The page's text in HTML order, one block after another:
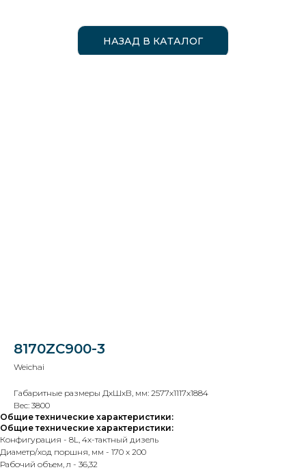
НАЗАД В КАТАЛОГ
8170ZC900-3
Weichai
Габаритные размеры ДхШхВ, мм: 2577х1117х1884
Вес: 3800
Общие технические характеристики:
Общие технические характеристики:
Конфигурация - 8L, 4х-тактный дизель
Диаметр/ход поршня, мм - 170 x 200
Рабочий объем, л - 36,32
Каталог
О нас
Остались вопросы?
Свяжитесь с нами!
+7 812 509 40 95